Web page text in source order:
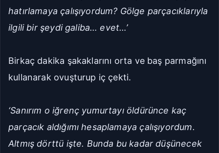
hatırlamaya çalışıyordum? Gölge parçacıklarıyla
ilgili bir şeydi galiba… evet…’
Birkaç dakika şakaklarını orta ve baş parmağını
kullanarak ovuşturup iç çekti.
‘Sanırım o iğrenç yumurtayı öldürünce kaç
parçacık aldığımı hesaplamaya çalışıyordum.
Altmış dörttü işte. Bunda bu kadar düşünecek